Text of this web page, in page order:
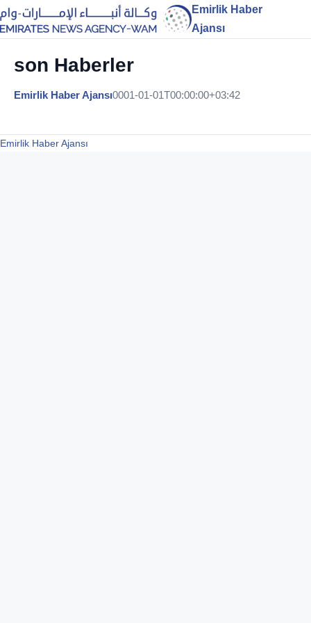
Emirlik Haber
Ajansı
son Haberler
Emirlik Haber Ajansı0001-01-01T00:00:00+03:42
Emirlik Haber Ajansı